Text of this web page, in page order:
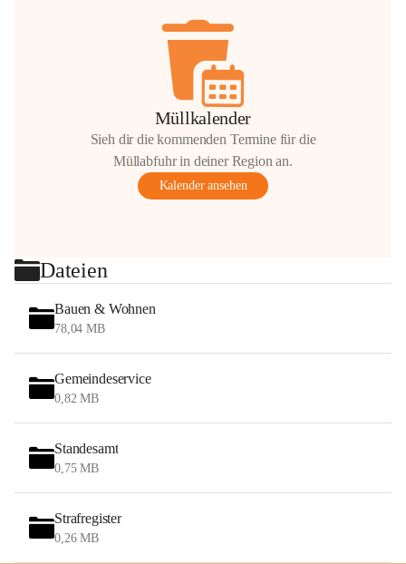
Müllkalender
Sieh dir die kommenden Termine für die
Müllabfuhr in deiner Region an.
Kalender ansehen
Dateien
Bauen & Wohnen
78,04 MB
Gemeindeservice
0,82 MB
Standesamt
0,75 MB
Strafregister
0,26 MB